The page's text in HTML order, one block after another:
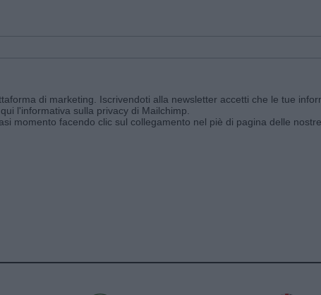
di marketing. Iscrivendoti alla newsletter accetti che le tue
l'informativa sulla privacy di Mailchimp
momento facendo clic sul collegamento nel piè di pagina delle nostre